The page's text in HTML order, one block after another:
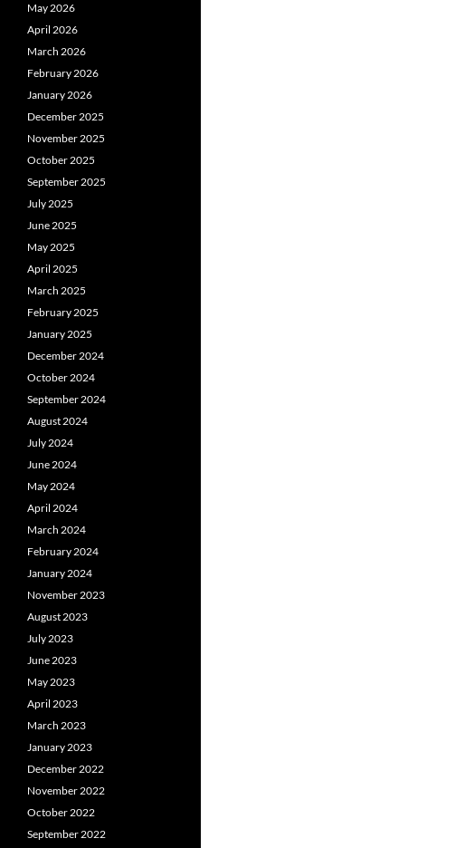
May 2026
April 2026
March 2026
February 2026
January 2026
December 2025
November 2025
October 2025
September 2025
July 2025
June 2025
May 2025
April 2025
March 2025
February 2025
January 2025
December 2024
October 2024
September 2024
August 2024
July 2024
June 2024
May 2024
April 2024
March 2024
February 2024
January 2024
November 2023
August 2023
July 2023
June 2023
May 2023
April 2023
March 2023
January 2023
December 2022
November 2022
October 2022
September 2022